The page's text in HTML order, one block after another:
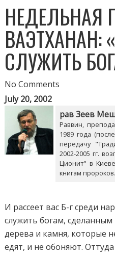
НЕДЕЛЬНАЯ
ВАЭТХАНАН:
СЛУЖИТЬ
No Comments
July 20, 2002
рав Зеев
Раввин,
1989 года
передачу
2002-2005 гг.
Ционит" в
книгам пророков.
И рассеет вас Б-г среди
служить богам,
дерева и камня, которые
едят, и не обоняют.